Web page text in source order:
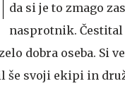
da si je to zmago
nasprotnik. Čestital
dobra oseba. Si
še svoji ekipi in